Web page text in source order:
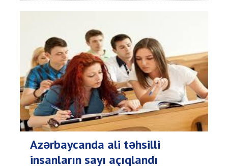
Azərbaycanda ali təhsilli
insanların sayı açıqlandı